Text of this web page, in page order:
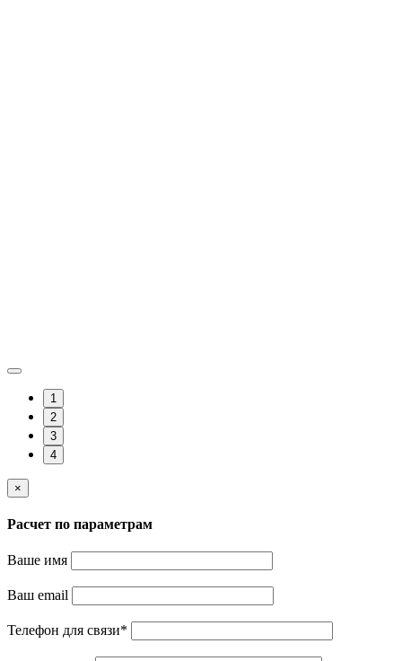
1
2
3
4
×
Расчет по параметрам
Ваше имя
Ваш email
Телефон для связи*